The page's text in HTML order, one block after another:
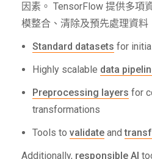
因素。 TensorFlow 提供多項
模整合、清除及預先處理資料
Standard datasets for
Highly scalable data
Preprocessing layers for
transformations
Tools to validate and
Additionally, responsible AI